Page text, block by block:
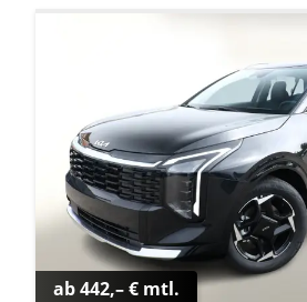
ab 442,– € mtl.